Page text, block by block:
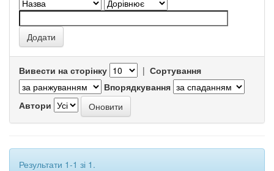
Вивести на сторінку | Сортування
Впорядкування
Автори
Результати 1-1 зі 1.